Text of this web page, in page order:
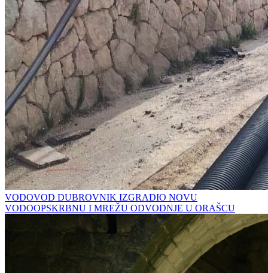
VODOVOD DUBROVNIK IZGRADIO NOVU
VODOOPSKRBNU I MREŽU ODVODNJE U ORAŠCU